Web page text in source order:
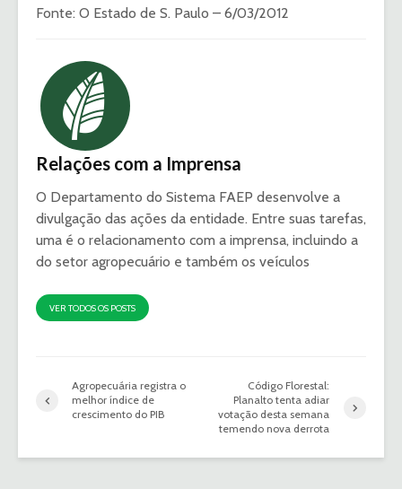
Fonte: O Estado de S. Paulo – 6/03/2012
Relações com a Imprensa
O Departamento do Sistema FAEP desenvolve a
divulgação das ações da entidade. Entre suas tarefas,
uma é o relacionamento com a imprensa, incluindo a
do setor agropecuário e também os veículos
VER TODOS OS POSTS
Agropecuária registra o
melhor índice de
crescimento do PIB
Código Florestal:
Planalto tenta adiar
votação desta semana
temendo nova derrota